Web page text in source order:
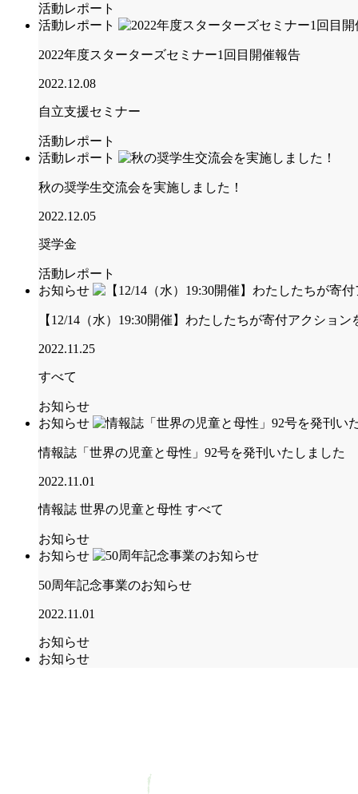
活動レポート
活動レポート
2022年度スターターズセミナー1回目開催報告
2022.12.08
自立支援セミナー
活動レポート
活動レポート
秋の奨学生交流会を実施しました！
2022.12.05
奨学金
活動レポート
お知らせ
【12/14（水）19:30開催】わたしたちが寄付アクショ
2022.11.25
すべて
お知らせ
お知らせ
情報誌「世界の児童と母性」92号を発刊いたしました
2022.11.01
情報誌 世界の児童と母性 すべて
お知らせ
お知らせ
50周年記念事業のお知らせ
2022.11.01
お知らせ
お知らせ